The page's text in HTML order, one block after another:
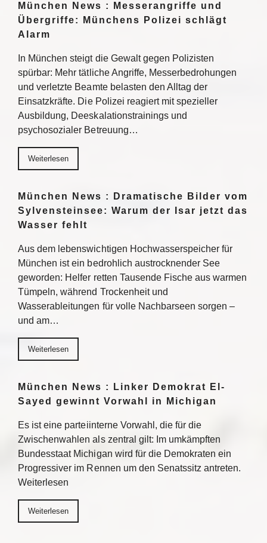
München News : Messerangriffe und
Übergriffe: Münchens Polizei schlägt
Alarm
In München steigt die Gewalt gegen Polizisten
spürbar: Mehr tätliche Angriffe, Messerbedrohungen
und verletzte Beamte belasten den Alltag der
Einsatzkräfte. Die Polizei reagiert mit spezieller
Ausbildung, Deeskalationstrainings und
psychosozialer Betreuung…
Weiterlesen
München News : Dramatische Bilder vom
Sylvensteinsee: Warum der Isar jetzt das
Wasser fehlt
Aus dem lebenswichtigen Hochwasserspeicher für
München ist ein bedrohlich austrocknender See
geworden: Helfer retten Tausende Fische aus warmen
Tümpeln, während Trockenheit und
Wasserableitungen für volle Nachbarseen sorgen –
und am…
Weiterlesen
München News : Linker Demokrat El-
Sayed gewinnt Vorwahl in Michigan
Es ist eine parteiinterne Vorwahl, die für die
Zwischenwahlen als zentral gilt: Im umkämpften
Bundesstaat Michigan wird für die Demokraten ein
Progressiver im Rennen um den Senatssitz antreten.
Weiterlesen
Weiterlesen